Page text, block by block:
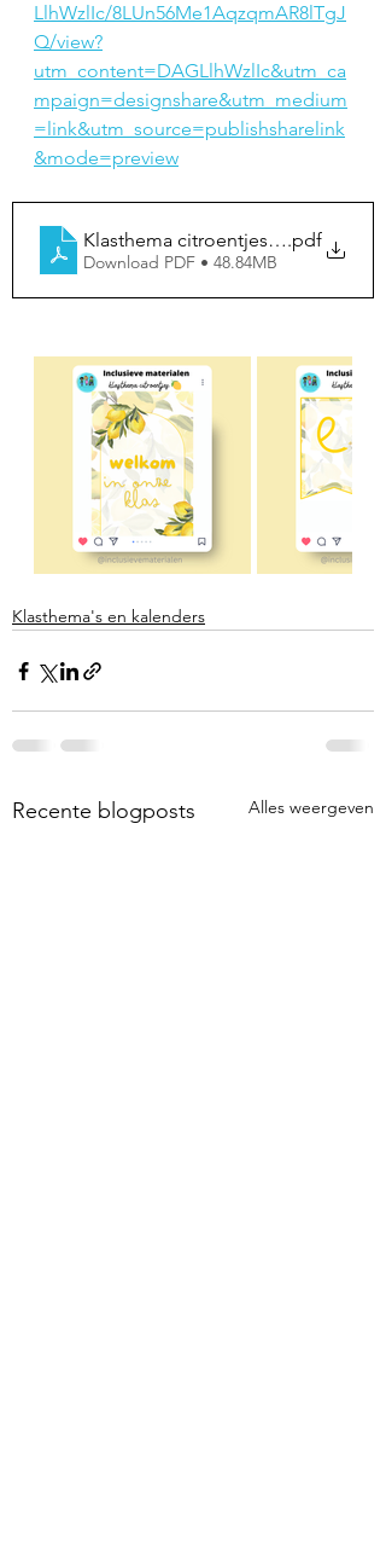
LlhWzlIc/8LUn56Me1AqzqmAR8lTgJ
Q/view?
utm_content=DAGLlhWzlIc&utm_ca
mpaign=designshare&utm_medium
=link&utm_source=publishsharelink
&mode=preview
Klasthema citroentjes 🍋.pdf
Download PDF • 48.84MB
Klasthema's en kalenders
Recente blogposts Alles weergeven